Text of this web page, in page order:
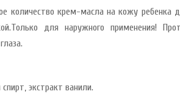
количество крем-масла на кожу ребенка
для наружного применения!
экстракт ванили.